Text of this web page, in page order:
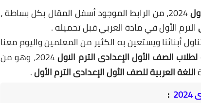
2024، من الرابط الموجود أسفل المقال بكل بساطة ،
الترم الأول في مادة العربي قبل تحميله .
أبنائنا ويستعين به الكثير من المعلمين واليوم معنا
الصف الأول الإعدادى الترم الاول
2024، وهو من
اللغة العربية للصف الأول الإعدادى الترم الأول.
: